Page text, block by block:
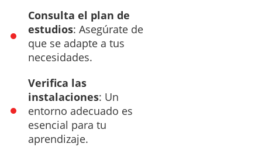
Consulta el plan de
estudios: Asegúrate de
que se adapte a tus
necesidades.
Verifica las
instalaciones: Un
entorno adecuado es
esencial para tu
aprendizaje.